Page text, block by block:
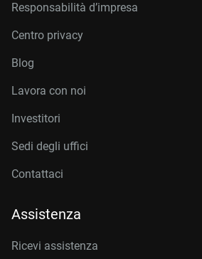
Responsabilità d’impresa
Centro privacy
Blog
Lavora con noi
Investitori
Sedi degli uffici
Contattaci
Assistenza
Ricevi assistenza